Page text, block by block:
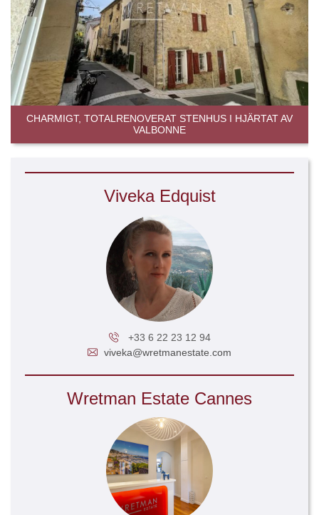
CHARMIGT, TOTALRENOVERAT STENHUS I HJÄRTAT AV
VALBONNE
Viveka Edquist
+33 6 22 23 12 94
viveka@wretmanestate.com
Wretman Estate Cannes